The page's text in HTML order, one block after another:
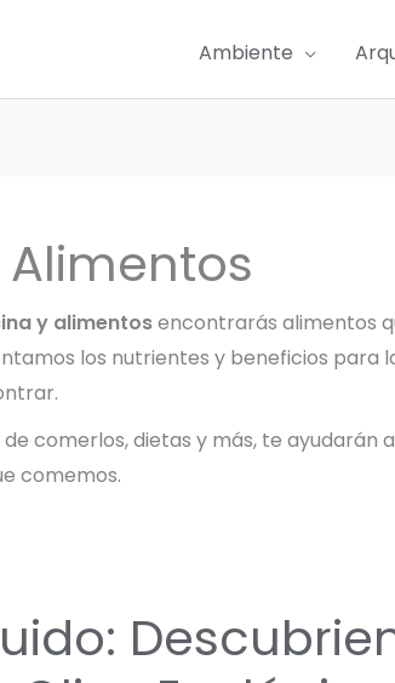
Ambiente
y alimentosencontrarás alimentos
los nutrientes y beneficios para
comerlos, dietas y más, te ayudarán
comemos.